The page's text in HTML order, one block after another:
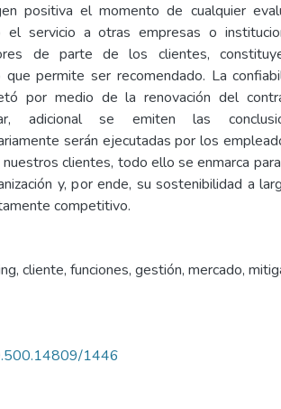
positiva el momento de cualquier
el servicio a otras empresas o
de parte de los clientes,
que permite ser recomendado. La
por medio de la renovación del
adicional se emiten las
serán ejecutadas por los
clientes, todo ello se enmarca
y, por ende, su sostenibilidad a
competitivo.
, cliente, funciones, gestión, mercado,
1446